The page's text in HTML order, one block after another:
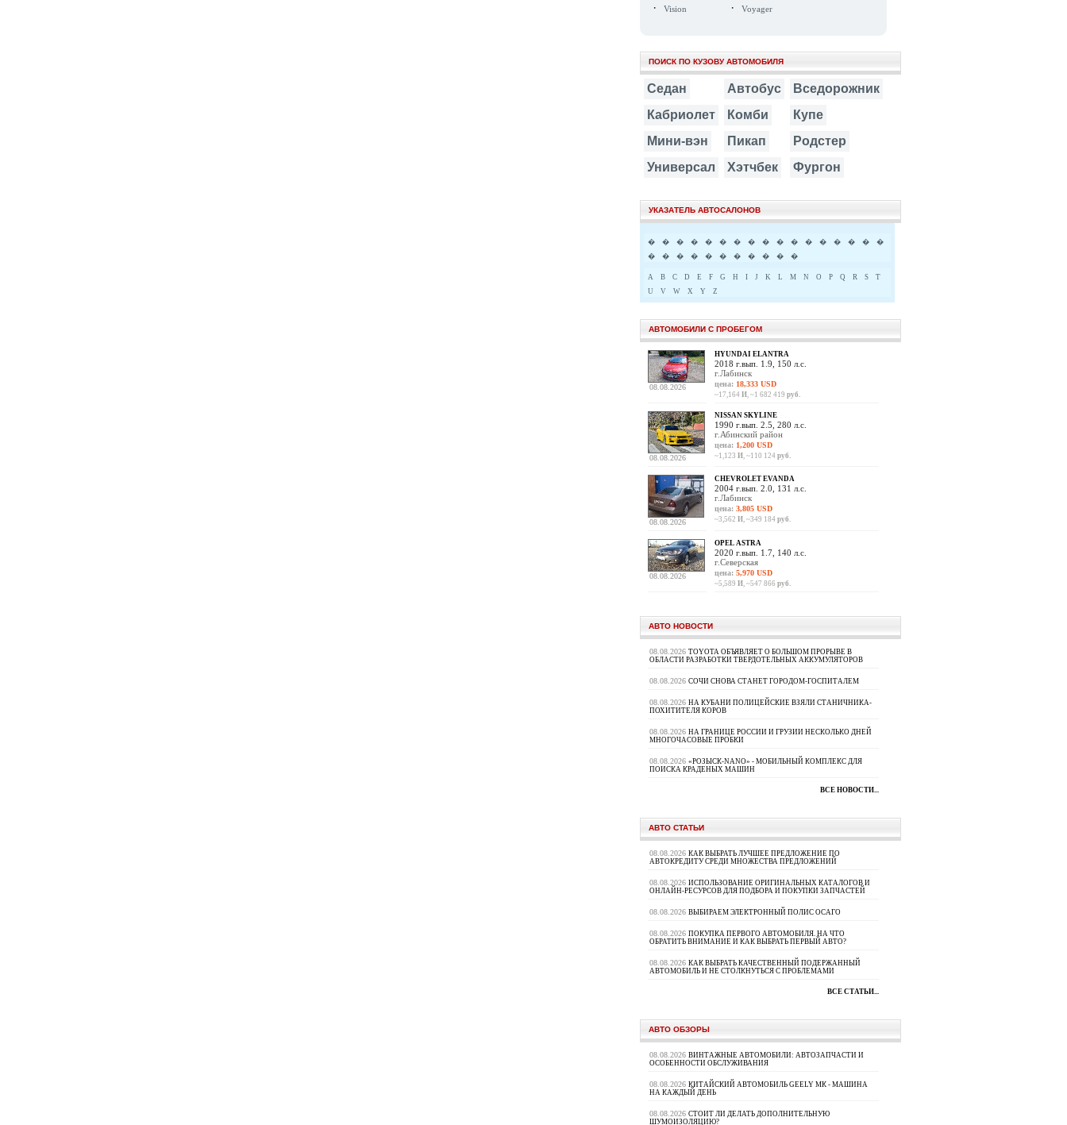
· Vision · Voyager
ПОИСК ПО КУЗОВУ АВТОМОБИЛЯ
Седан Автобус
Вседорожник
Кабриолет
Комби
Купе
Мини-вэн
Пикап
Родстер
Универсал
Хэтчбек Фургон
УКАЗАТЕЛЬ АВТОСАЛОНОВ
� � � � � � � � � � � � � � � �
�
�
� � � � � � � � � �
A B C D E F G H I J K L M N O P Q R S
T
U
V W X Y Z
АВТОМОБИЛИ С ПРОБЕГОМ
08.08.2026
HYUNDAI ELANTRA
2018 г.вып. 1.9, 150 л.с.
г.Лабинск
цена: 18,333 USD
~17,164 И, ~1 682 419 руб.
08.08.2026
NISSAN SKYLINE
1990 г.вып. 2.5, 280 л.с.
г.Абинский район
цена: 1,200 USD
~1,123 И, ~110 124 руб.
08.08.2026
CHEVROLET EVANDA
2004 г.вып. 2.0, 131 л.с.
г.Лабинск
цена: 3,805 USD
~3,562 И, ~349 184 руб.
08.08.2026
OPEL ASTRA
2020 г.вып. 1.7, 140 л.с.
г.Северская
цена: 5,970 USD
~5,589 И, ~547 866 руб.
АВТО НОВОСТИ
08.08.2026 TOYOTA ОБЪЯВЛЯЕТ О БОЛЬШОМ ПРОРЫВЕ В
ОБЛАСТИ РАЗРАБОТКИ ТВЕРДОТЕЛЬНЫХ АККУМУЛЯТОРОВ
08.08.2026 СОЧИ СНОВА СТАНЕТ ГОРОДОМ-ГОСПИТАЛЕМ
08.08.2026 НА КУБАНИ ПОЛИЦЕЙСКИЕ ВЗЯЛИ СТАНИЧНИКА-
ПОХИТИТЕЛЯ КОРОВ
08.08.2026 НА ГРАНИЦЕ РОССИИ И ГРУЗИИ НЕСКОЛЬКО ДНЕЙ
МНОГОЧАСОВЫЕ ПРОБКИ
08.08.2026 «РОЗЫСК-NANO» - МОБИЛЬНЫЙ КОМПЛЕКС ДЛЯ
ПОИСКА КРАДЕНЫХ МАШИН
ВСЕ НОВОСТИ...
АВТО СТАТЬИ
08.08.2026 КАК ВЫБРАТЬ ЛУЧШЕЕ ПРЕДЛОЖЕНИЕ ПО
АВТОКРЕДИТУ СРЕДИ МНОЖЕСТВА ПРЕДЛОЖЕНИЙ
08.08.2026 ИСПОЛЬЗОВАНИЕ ОРИГИНАЛЬНЫХ КАТАЛОГОВ И
ОНЛАЙН-РЕСУРСОВ ДЛЯ ПОДБОРА И ПОКУПКИ ЗАПЧАСТЕЙ
08.08.2026 ВЫБИРАЕМ ЭЛЕКТРОННЫЙ ПОЛИС ОСАГО
08.08.2026 ПОКУПКА ПЕРВОГО АВТОМОБИЛЯ. НА ЧТО
ОБРАТИТЬ ВНИМАНИЕ И КАК ВЫБРАТЬ ПЕРВЫЙ АВТО?
08.08.2026 КАК ВЫБРАТЬ КАЧЕСТВЕННЫЙ ПОДЕРЖАННЫЙ
АВТОМОБИЛЬ И НЕ СТОЛКНУТЬСЯ С ПРОБЛЕМАМИ
ВСЕ СТАТЬИ...
АВТО ОБЗОРЫ
08.08.2026 ВИНТАЖНЫЕ АВТОМОБИЛИ: АВТОЗАПЧАСТИ И
ОСОБЕННОСТИ ОБСЛУЖИВАНИЯ
08.08.2026 КИТАЙСКИЙ АВТОМОБИЛЬ GEELY МК - МАШИНА
НА КАЖДЫЙ ДЕНЬ
08.08.2026 СТОИТ ЛИ ДЕЛАТЬ ДОПОЛНИТЕЛЬНУЮ
ШУМОИЗОЛЯЦИЮ?